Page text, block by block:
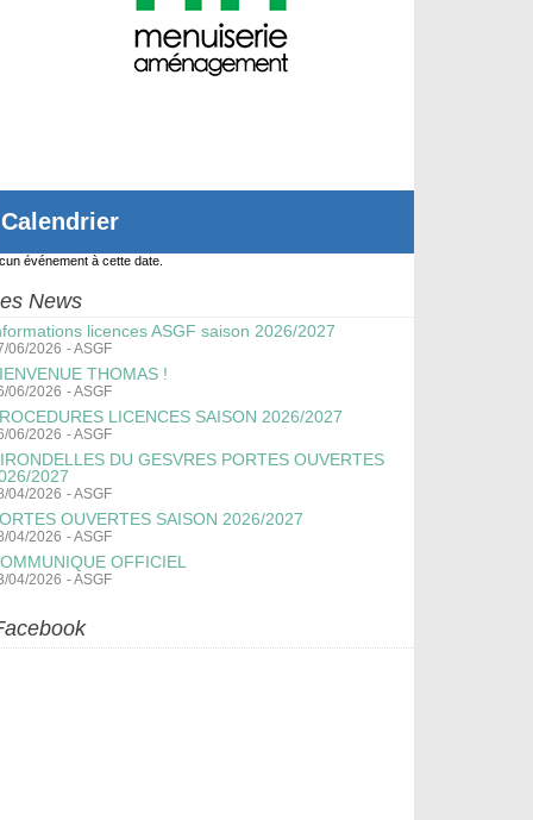
Calendrier
événement à cette date.
News
licences ASGF saison 2026/2027
06/2026 -ASGF
THOMAS !
06/2026 -ASGF
LICENCES SAISON 2026/2027
06/2026 -ASGF
DU GESVRES PORTES OUVERTES
2027
04/2026 -ASGF
OUVERTES SAISON 2026/2027
04/2026 -ASGF
OFFICIEL
04/2026 -ASGF